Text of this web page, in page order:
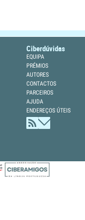
Ciberdúvidas
EQUIPA
PRÉMIOS
AUTORES
CONTACTOS
PARCEIROS
AJUDA
ENDEREÇOS ÚTEIS